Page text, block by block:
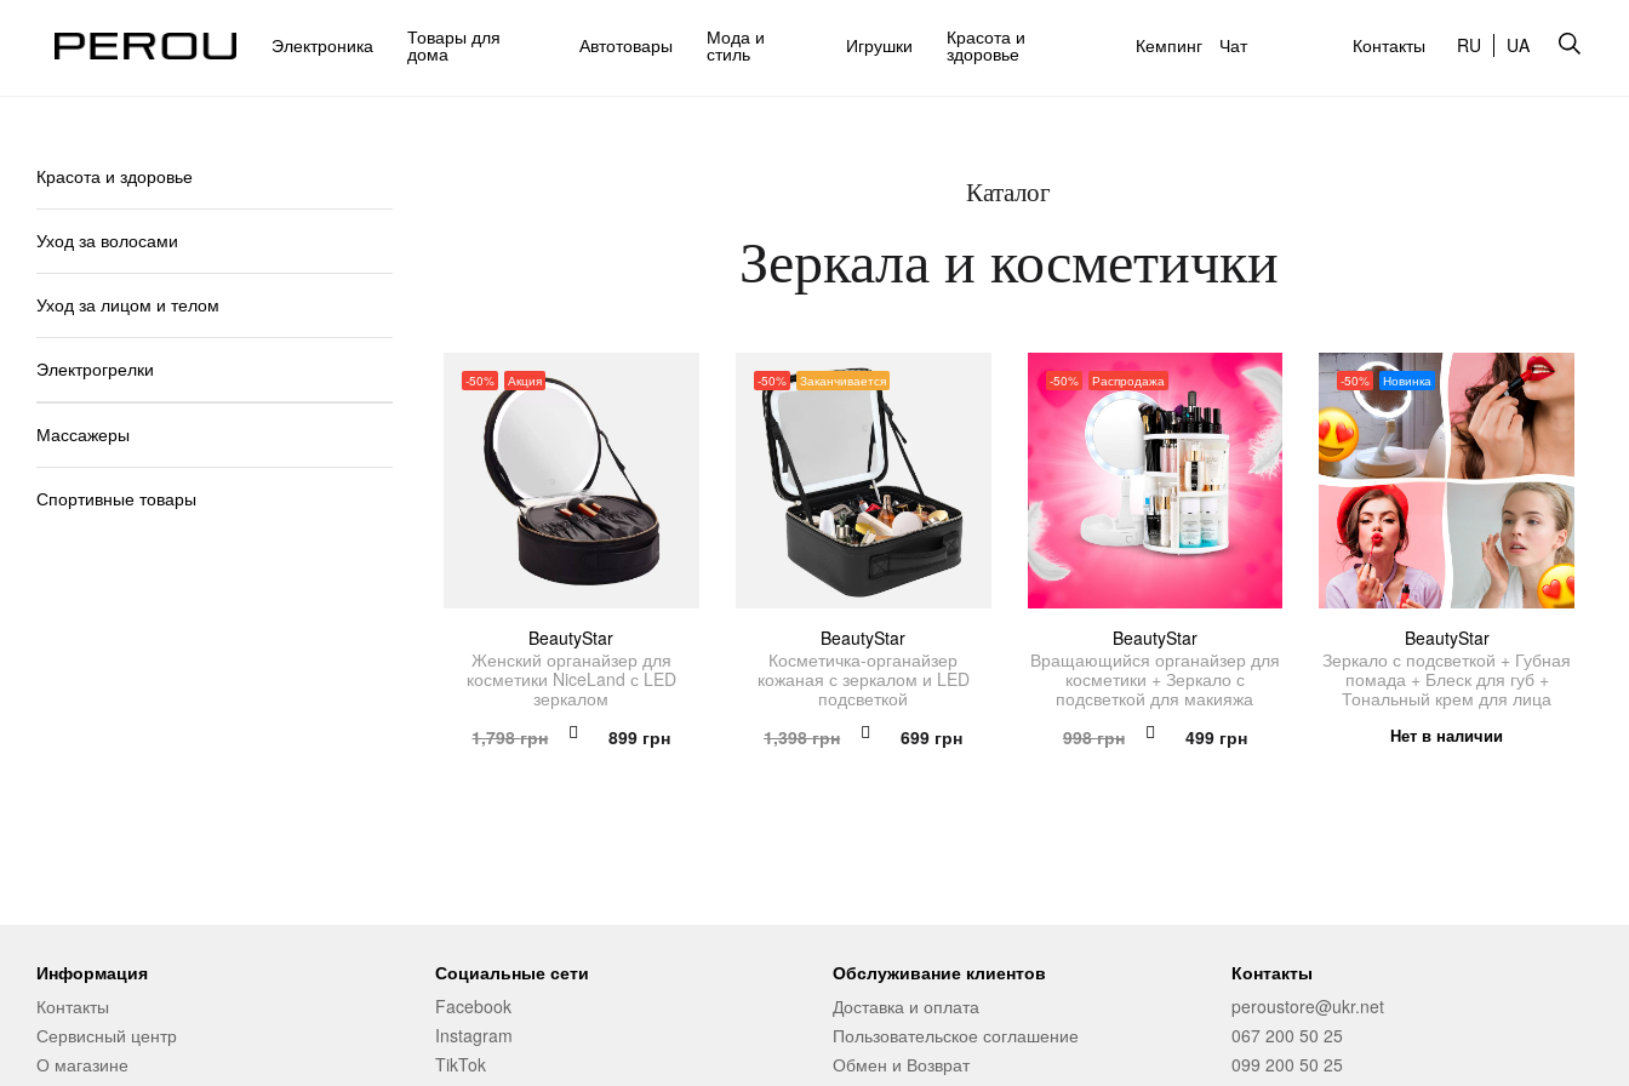
Электроника Товары для
дома Автотовары Мода и
стиль Игрушки Красота и
здоровье Кемпинг Чат Контакты RU UA
Красота и здоровье
Уход за волосами
Уход за лицом и телом
Электрогрелки
Массажеры
Спортивные товары
Каталог
Зеркала и косметички
-50% Акция
BeautyStar
Женский органайзер для
косметики NiceLand с LED
зеркалом
1,798грн
Первоначальная
899 грнТекущая
-50% Заканчивается
BeautyStar
Косметичка-органайзер
кожаная с зеркалом и LED
подсветкой
1,398грн
Первоначальная
699 грнТекущая
-50% Распродажа
BeautyStar
Вращающийся органайзер для
косметики + Зеркало с
подсветкой для макияжа
998грн
Первоначальная
499 грнТекущая
-50% Новинка
BeautyStar
Зеркало с подсветкой + Губная
помада + Блеск для губ +
Тональный крем для лица
Нет в наличии
Информация
Контакты
Сервисный центр
О магазине
Социальные сети
Facebook
Instagram
TikTok
Обслуживание клиентов
Доставка и оплата
Пользовательское соглашение
Обмен и Возврат
Контакты
peroustore@ukr.net
067 200 50 25
099 200 50 25